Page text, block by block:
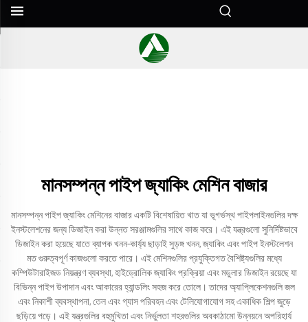
মানসম্পন্ন পাইপ জ্যাকিং মেশিন বাজার
মানসম্পন্ন পাইপ জ্যাকিং মেশিনের বাজার একটি বিশেষায়িত খাত যা ভূগর্ভস্থ পাইপলাইনগুলির দক্ষ
ইনস্টলেশনের জন্য ডিজাইন করা উন্নত সরঞ্জামগুলির সাথে কাজ করে। এই যন্ত্রগুলো সুনির্দিষ্টভাবে
ডিজাইন করা হয়েছে যাতে ব্যাপক খনন-কার্য্য ছাড়াই সুড়ঙ্গ খনন, জ্যাকিং এবং পাইপ ইনস্টলেশন
মত গুরুত্বপূর্ণ কাজগুলো করতে পারে। এই মেশিনগুলির প্রযুক্তিগত বৈশিষ্ট্যগুলির মধ্যে
কম্পিউটারাইজড নিয়ন্ত্রণ ব্যবস্থা, হাইড্রোলিক জ্যাকিং প্রক্রিয়া এবং মডুলার ডিজাইন রয়েছে যা
বিভিন্ন পাইপ উপাদান এবং আকারের হ্যান্ডলিং সহজ করে তোলে। তাদের অ্যাপ্লিকেশনগুলি জল
এবং নিকাশী ব্যবস্থাপনা, তেল এবং গ্যাস পরিবহন এবং টেলিযোগাযোগ সহ একাধিক শিল্প জুড়ে
ছড়িয়ে পড়ে। এই যন্ত্রগুলির বহুমুখিতা এবং নির্ভুলতা শহরগুলির অবকাঠামো উন্নয়নে অপরিহার্য